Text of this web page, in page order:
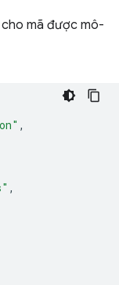
mã được mô-
,
,